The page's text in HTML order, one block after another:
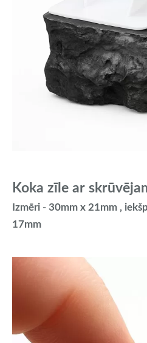
Koka zīle ar
Izmēri - 30mm x 21mm ,
17mm